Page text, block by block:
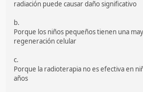
radiación puede causar daño significativo
b.
Porque los niños pequeños tienen una
regeneración celular
c.
Porque la radioterapia no es efectiva en
años